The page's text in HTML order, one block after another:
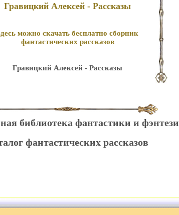
Гравицкий Алексей - Рассказы
можно скачать бесплатно сборник
фантастических рассказов
Гравицкий Алексей - Рассказы
библиотека фантастики и фэнтези
фантастических рассказов